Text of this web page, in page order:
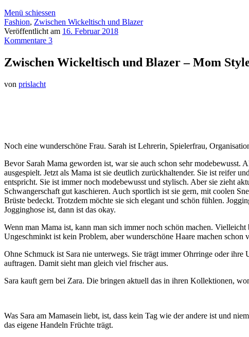
Menü schiessen
Fashion, Zwischen Wickeltisch und Blazer
Veröffentlicht am 16. Februar 2018
Kommentare 3
Zwischen Wickeltisch und Blazer – Mom
von prislacht
Noch eine wunderschöne Frau. Sarah ist Lehrerin, Spielerfrau,
Bevor Sarah Mama geworden ist, war sie auch schon sehr
ausgespielt. Jetzt als Mama ist sie deutlich zurückhaltender. Sie ist reifer
entspricht. Sie ist immer noch modebewusst und stylisch. Aber sie zieht
Schwangerschaft gut kaschieren. Auch sportlich ist sie gern, mit coolen
Brüste bedeckt. Trotzdem möchte sie sich elegant und schön fühlen.
Jogginghose ist, dann ist das okay.
Wenn man Mama ist, kann man sich immer noch schön machen.
Ungeschminkt ist kein Problem, aber wunderschöne Haare machen schon
Ohne Schmuck ist Sara nie unterwegs. Sie trägt immer Ohrringe oder
auftragen. Damit sieht man gleich viel frischer aus.
Sara kauft gern bei Zara. Die bringen aktuell das in ihren Kollektionen,
Was Sara am Mamasein liebt, ist, dass kein Tag wie der andere ist und
das eigene Handeln Früchte trägt.